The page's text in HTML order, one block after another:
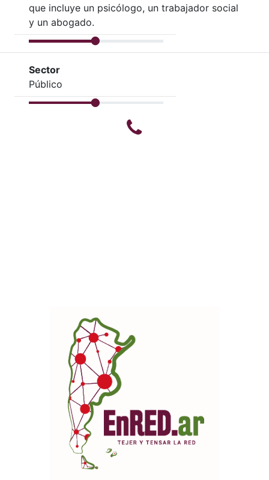
que incluye un psicólogo, un trabajador social
y un abogado.
Sector
Público